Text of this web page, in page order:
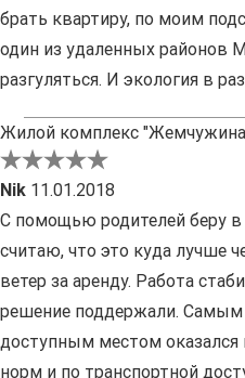
брать квартиру, по моим
один из удаленных районов
разгуляться. И экология в
Жилой комплекс "Жемчужина
Nik 11.01.2018
С помощью родителей беру в
считаю, что это куда лучше
ветер за аренду. Работа
решение поддержали.
доступным местом
норм и по транспортной